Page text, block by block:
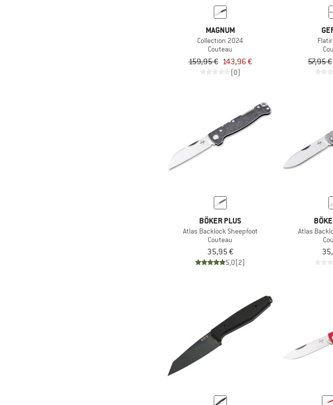
MAGNUM
Collection 2024
Couteau
159,95 € 143,96 €
(0)
57,95 €
BÖKER PLUS
Atlas Backlock Sheepfoot
Couteau
35,95 €
5,0(2)
Atlas